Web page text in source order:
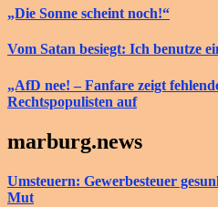
„Die Sonne scheint noch!“
Vom Satan besiegt: Ich benutze
„AfD nee! – Fanfare zeigt
Rechtspopulisten auf
marburg.news
Umsteuern: Gewerbesteuer
Mut